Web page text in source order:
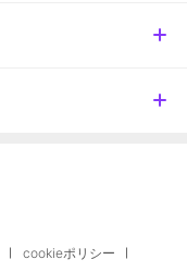
cookieポリシー